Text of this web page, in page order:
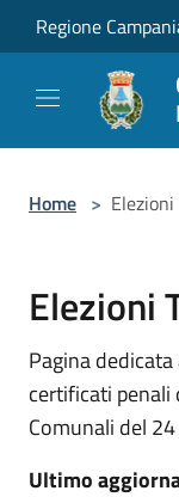
Salta al contenuto
Regione
Home >
Elezioni
Pagina
certificati penali
Comunali del
Ultimo